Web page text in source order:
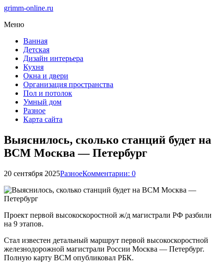
grimm-online.ru
Меню
Ванная
Детская
Дизайн интерьера
Кухня
Окна и двери
Организация пространства
Пол и потолок
Умный дом
Разное
Карта сайта
Выяснилось, сколько станций будет на
ВСМ Москва — Петербург
20 сентября 2025РазноеКомментарии: 0
Проект первой высокоскоростной ж/д магистрали РФ разбили
на 9 этапов.
Стал известен детальный маршрут первой высокоскоростной
железнодорожной магистрали России Москва — Петербург.
Полную карту ВСМ опубликовал РБК.